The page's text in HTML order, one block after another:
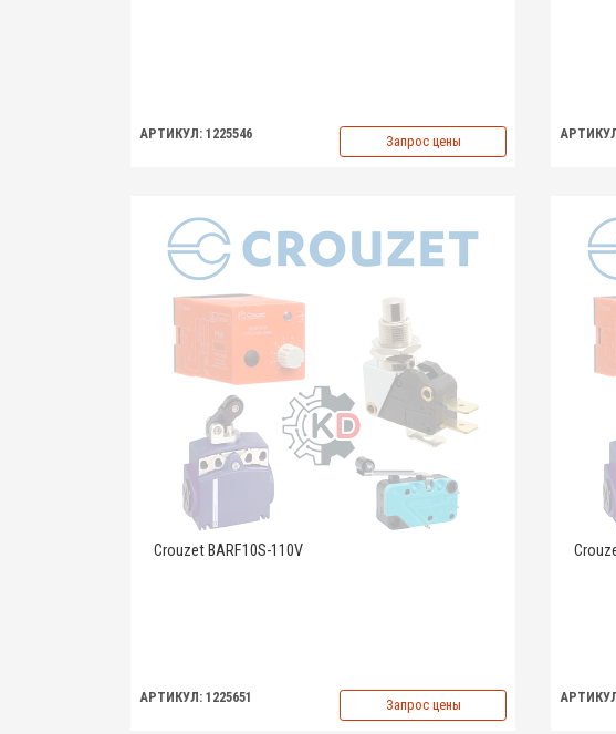
АРТИКУЛ: 1225546 Запрос цены
Crouzet BARF10S-110V
АРТИКУЛ: 1225651 Запрос цены